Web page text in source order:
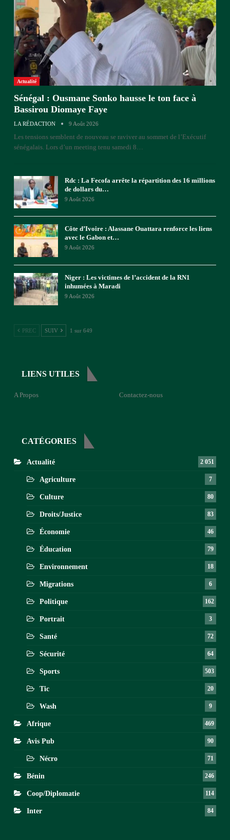
Actualité
Sénégal : Ousmane Sonko hausse le ton face à
Bassirou Diomaye Faye
LA RÉDACTION 9 Août 2026
Les tensions semblent de nouveau se raviver au sommet de l’Exécutif
sénégalais. Lors d’un meeting tenu samedi 8
Rdc : La Fecofa arrête la répartition des 16 millions
de dollars du…
9 Août 2026
Côte d’Ivoire : Alassane Ouattara renforce les liens
avec le Gabon et…
9 Août 2026
Niger : Les victimes de l’accident de la RN1
inhumées à Maradi
9 Août 2026
PREC SUIV 1 sur 649
LIENS UTILES
A Propos Contactez-nous
CATÉGORIES
Actualité 2 051
Agriculture 7
Culture 80
Droits/Justice 83
Économie 46
Éducation 79
Environnement 18
Migrations 6
Politique 162
Portrait 3
Santé 72
Sécurité 64
Sports 503
Tic 20
Wash 9
Afrique 469
Avis Pub 90
Nécro 71
Bénin 246
Coop/Diplomatie 114
Inter 84